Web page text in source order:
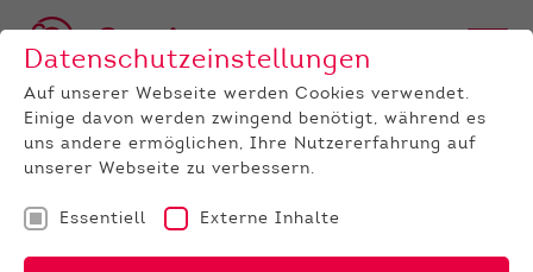
RASSE
Datenschutzeinstellungen
Auf unserer Webseite werden Cookies verwendet.
Einige davon werden zwingend benötigt, während es
uns andere ermöglichen, Ihre Nutzererfahrung auf
unserer Webseite zu verbessern.
Essentiell Externe Inhalte